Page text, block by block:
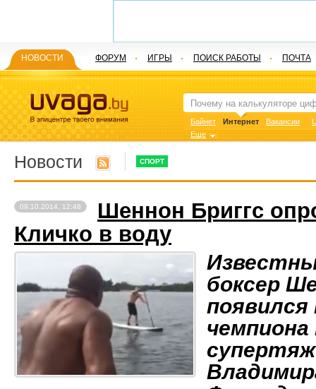
Новости СПОРТ
09.10.2014, 12:48
Шеннон Бриггс
Кличко в воду
боксер
появился
чемпиона
Байнет Интернет Вакансии
Еще
НОВОСТИ ФОРУМ ИГРЫ ПОИСК РАБОТЫ ПОЧТА